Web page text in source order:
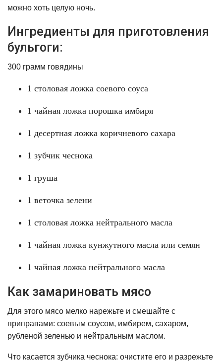
можно хоть целую ночь.
Ингредиенты для приготовления
бульгоги:
300 грамм говядины
1 столовая ложка соевого соуса
1 чайная ложка порошка имбиря
1 десертная ложка коричневого сахара
1 зубчик чеснока
1 груша
1 веточка зелени
1 столовая ложка нейтрального масла
1 чайная ложка кунжутного масла или семян
1 чайная ложка нейтрального масла
Как замариновать мясо
Для этого мясо мелко нарежьте и смешайте с
приправами: соевым соусом, имбирем, сахаром,
рубленой зеленью и нейтральным маслом.
Что касается зубчика чеснока: очистите его и разрежьте